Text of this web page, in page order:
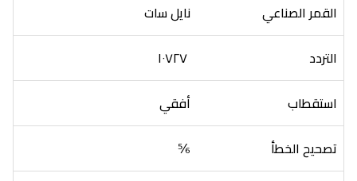
القمر الصناعي
نايل سات
التردد
استقطاب
أفقي
تصحيح الخطأ
⅚